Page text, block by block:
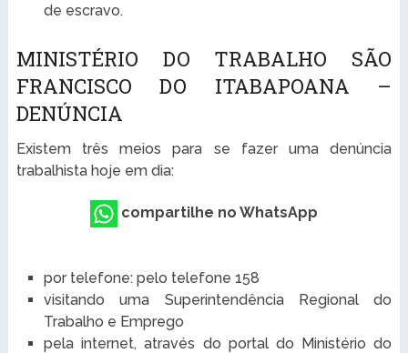
de escravo.
MINISTÉRIO DO TRABALHO SÃO
FRANCISCO DO ITABAPOANA –
DENÚNCIA
Existem três meios para se fazer uma denúncia
trabalhista hoje em dia:
compartilhe no WhatsApp
por telefone: pelo telefone 158
visitando uma Superintendência Regional do
Trabalho e Emprego
pela internet, através do portal do Ministério do